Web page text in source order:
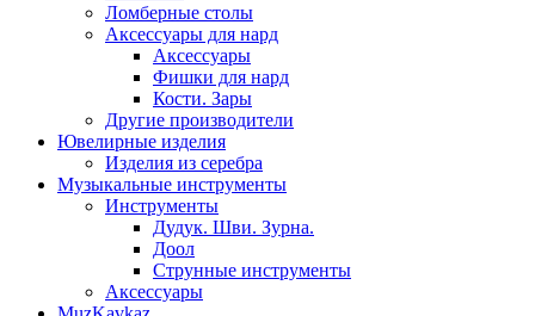
Ломберные столы
Аксессуары для нард
Аксессуары
Фишки для нард
Кости. Зары
Другие производители
Ювелирные изделия
Изделия из серебра
Музыкальные инструменты
Инструменты
Дудук. Шви. Зурна.
Доол
Струнные инструменты
Аксессуары